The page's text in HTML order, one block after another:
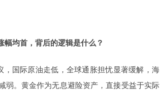
幅均首，背后的逻辑是什么？
国际原油走低，全球通胀担忧显著缓解，海
弱。黄金作为无息避险资产，直接受益于实际